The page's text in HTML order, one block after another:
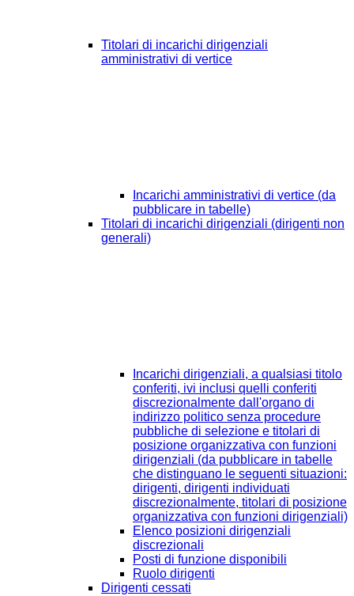
Titolari di incarichi dirigenziali
amministrativi di vertice
Incarichi amministrativi di vertice (da
pubblicare in tabelle)
Titolari di incarichi dirigenziali (dirigenti non
generali)
Incarichi dirigenziali, a qualsiasi titolo
conferiti, ivi inclusi quelli conferiti
discrezionalmente dall'organo di
indirizzo politico senza procedure
pubbliche di selezione e titolari di
posizione organizzativa con funzioni
dirigenziali (da pubblicare in tabelle
che distinguano le seguenti situazioni:
dirigenti, dirigenti individuati
discrezionalmente, titolari di posizione
organizzativa con funzioni dirigenziali)
Elenco posizioni dirigenziali
discrezionali
Posti di funzione disponibili
Ruolo dirigenti
Dirigenti cessati